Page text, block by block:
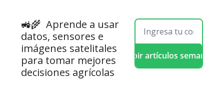
🚜🌾 Aprende a usar
datos, sensores e
imágenes satelitales
para tomar mejores
decisiones agrícolas
Recibir artículos semanales